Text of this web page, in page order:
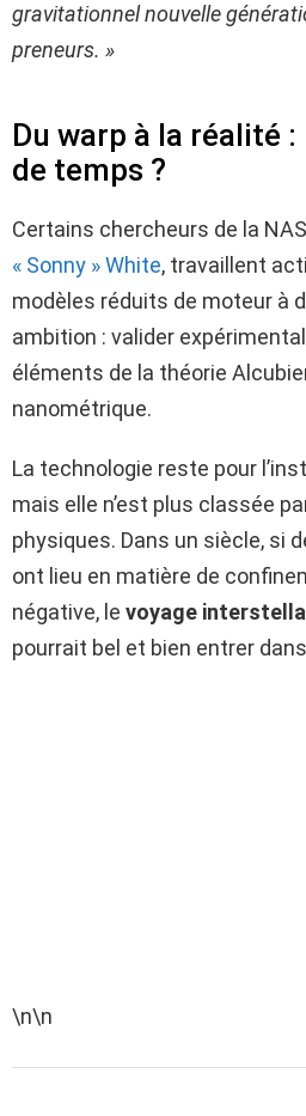
gravitationnel nouvelle
preneurs. »
Du warp à la réalité
de temps ?
Certains chercheurs de la
« Sonny » White, travaillent
modèles réduits de moteur à
ambition : valider
éléments de la théorie
nanométrique.
La technologie reste pour
mais elle n’est plus classée
physiques. Dans un siècle, si
ont lieu en matière de
négative, le voyage
pourrait bel et bien entrer
\n\n